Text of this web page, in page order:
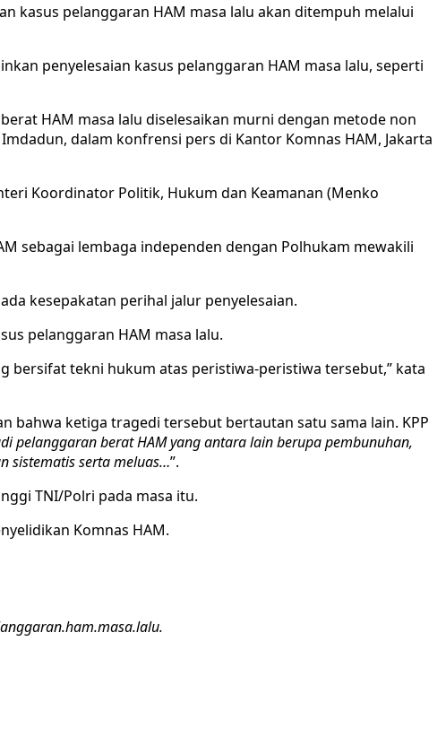
kasus pelanggaran HAM masa lalu akan ditempuh melalui
penyelesaian kasus pelanggaran HAM masa lalu, seperti
HAM masa lalu diselesaikan murni dengan metode non
dalam konfrensi pers di Kantor Komnas HAM, Jakarta
Koordinator Politik, Hukum dan Keamanan (Menko
sebagai lembaga independen dengan Polhukam mewakili
kesepakatan perihal jalur penyelesaian.
pelanggaran HAM masa lalu.
bersifat tekni hukum atas peristiwa-peristiwa tersebut,” kata
bahwa ketiga tragedi tersebut bertautan satu sama lain. KPP
berat HAM yang antara lain berupa pembunuhan,
sistematis serta meluas…”.
TNI/Polri pada masa itu.
Komnas HAM.